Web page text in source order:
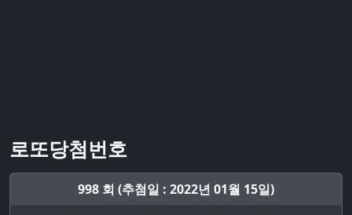
로또당첨번호
998 회 (추첨일 : 2022년 01월 15일)